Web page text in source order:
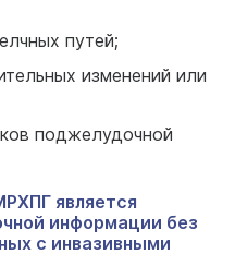
путей;
изменений или
поджелудочной
является
информации без
с инвазивными